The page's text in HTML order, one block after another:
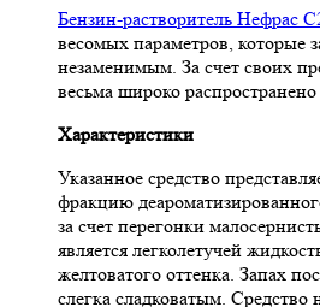
Бензин-растворитель Нефрас
весомых параметров, которые
незаменимым. За счет своих
весьма широко
Характеристики
Указанное средство
фракцию
за счет перегонки
является легколетучей
желтоватого оттенка. Запах
слегка сладковатым. Средство